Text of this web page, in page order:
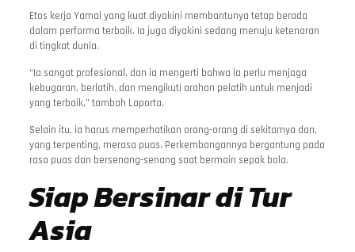
Etos kerja Yamal yang kuat diyakini membantunya tetap berada
dalam performa terbaik. Ia juga diyakini sedang menuju ketenaran
di tingkat dunia.
“Ia sangat profesional, dan ia mengerti bahwa ia perlu menjaga
kebugaran, berlatih, dan mengikuti arahan pelatih untuk menjadi
yang terbaik,” tambah Laporta.
Selain itu, ia harus memperhatikan orang-orang di sekitarnya dan,
yang terpenting, merasa puas. Perkembangannya bergantung pada
rasa puas dan bersenang-senang saat bermain sepak bola.
Siap Bersinar di Tur
Asia